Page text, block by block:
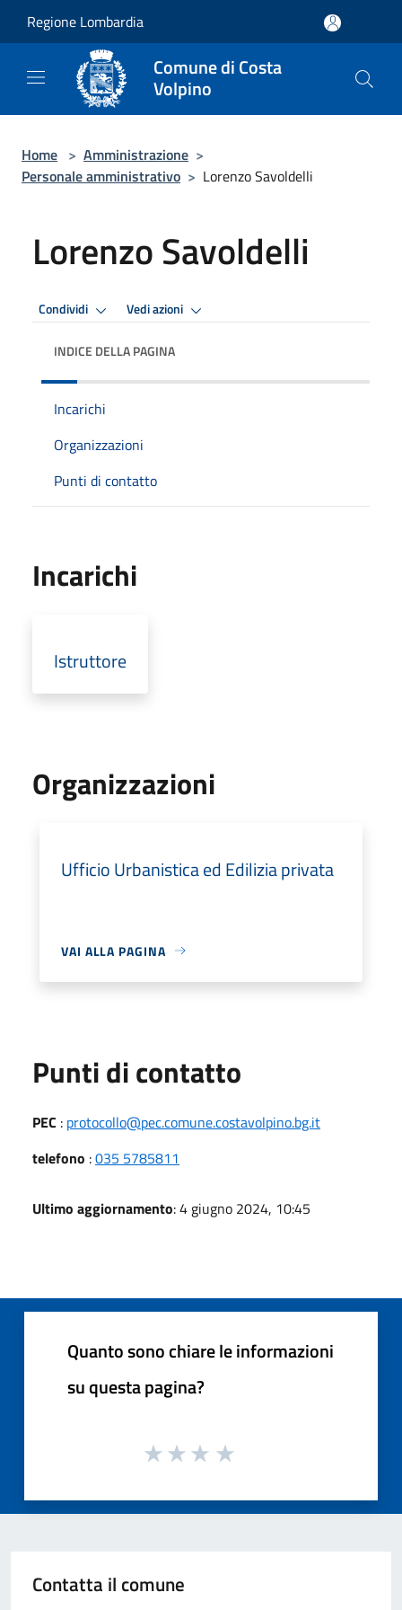
Regione Lombardia
Comune di Costa
Volpino
Home > Amministrazione >
Personale amministrativo > Lorenzo Savoldelli
Lorenzo Savoldelli
Condividi Vedi azioni
INDICE DELLA PAGINA
Incarichi
Organizzazioni
Punti di contatto
Incarichi
Istruttore
Organizzazioni
Ufficio Urbanistica ed Edilizia privata
VAI ALLA PAGINA
Punti di contatto
PEC : protocollo@pec.comune.costavolpino.bg.it
telefono :035 5785811
Ultimo aggiornamento: 4 giugno 2024, 10:45
Quanto sono chiare le informazioni
su questa pagina?
Contatta il comune